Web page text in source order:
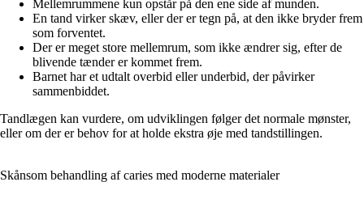
Mellemrummene kun opstår på den ene side af munden.
En tand virker skæv, eller der er tegn på, at den ikke bryder frem
som forventet.
Der er meget store mellemrum, som ikke ændrer sig, efter de
blivende tænder er kommet frem.
Barnet har et udtalt overbid eller underbid, der påvirker
sammenbiddet.
Tandlægen kan vurdere, om udviklingen følger det normale mønster,
eller om der er behov for at holde ekstra øje med tandstillingen.
Skånsom behandling af caries med moderne materialer